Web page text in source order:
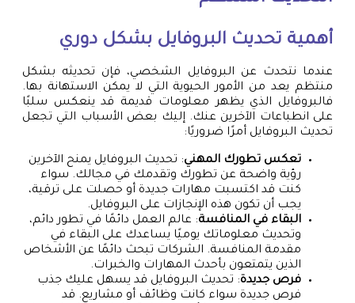
أهمية تحديث البروفايل بشكل دوري
عندما نتحدث عن البروفايل الشخصي، فإن تحديثه بشكل
منتظم يعد من الأمور الحيوية التي لا يمكن الاستهانة بها.
فالبروفايل الذي يظهر معلومات قديمة قد ينعكس سلبًا
على انطباعات الآخرين عنك. إليك بعض الأسباب التي تجعل
تحديث البروفايل أمرًا ضروريًا:
تعكس تطورك المهني: تحديث البروفايل يمنح الآخرين
رؤية واضحة عن تطورك وتقدمك في مجالك. سواء
كنت قد اكتسبت مهارات جديدة أو حصلت على ترقية،
يجب أن تكون هذه الإنجازات على البروفايل.
البقاء في المنافسة: عالم العمل دائمًا في تطور دائم،
وتحديث معلوماتك يوميًا يساعدك على البقاء في
مقدمة المنافسة. الشركات تبحث دائمًا عن الأشخاص
الذين يتمتعون بأحدث المهارات والخبرات.
فرص جديدة: تحديث البروفايل قد يسهل عليك جذب
فرص جديدة سواء كانت وظائف أو مشاريع. قد